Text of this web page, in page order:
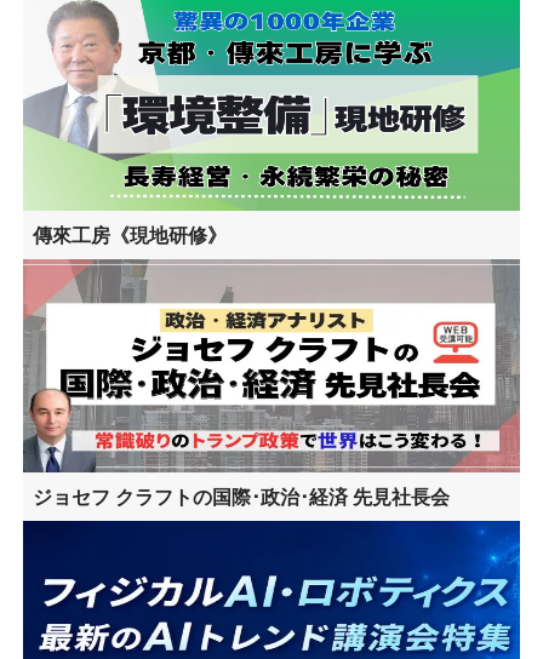
傳來工房《現地研修》
ジョセフ クラフトの国際･政治･経済 先見社長会